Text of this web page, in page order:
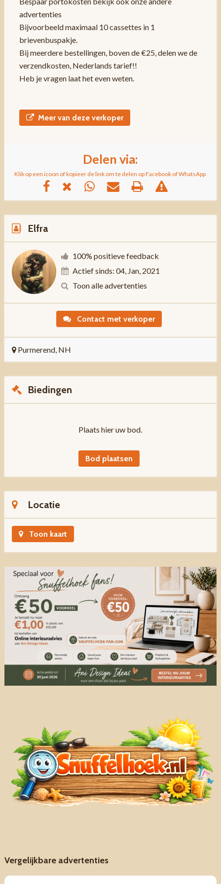
advertenties
Bijvoorbeeld maximaal 10 cassettes in 1
brievenbuspakje.
Bij meerdere bestellingen, boven de €25, delen we de
verzendkosten, Nederlands tarief!!
Heb je vragen laat het even weten.
Meer van deze verkoper
Delen via:
Klik op een icoon of kopieer de link om te delen op Facebook of WhatsApp
Elfra
100% positieve feedback
Actief sinds: 04, Jan, 2021
Toon alle advertenties
Contact met verkoper
Purmerend, NH
Biedingen
Plaats hier uw bod.
Bod plaatsen
Locatie
Toon kaart
Vergelijkbare advertenties